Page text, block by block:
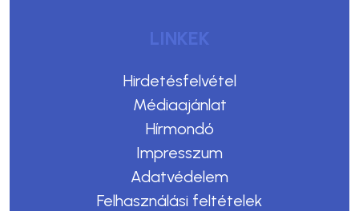
LINKEK
Hirdetésfelvétel
Médiaajánlat
Hírmondó
Impresszum
Adatvédelem
Felhasználási feltételek